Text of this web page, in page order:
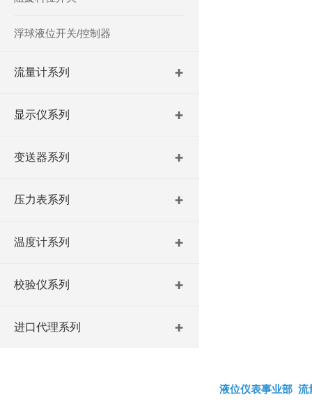
浮球液位开关/控制器
流量计系列
显示仪系列
变送器系列
压力表系列
温度计系列
校验仪系列
进口代理系列
液位仪表事业部 流